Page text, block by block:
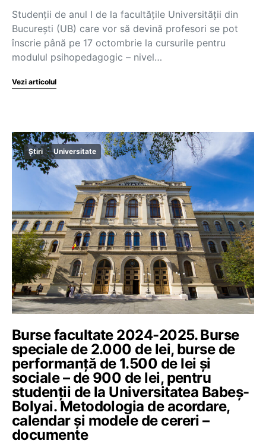
Studenții de anul I de la facultățile Universității din
București (UB) care vor să devină profesori se pot
înscrie până pe 17 octombrie la cursurile pentru
modulul psihopedagogic – nivel…
Vezi articolul
Știri Universitate
Burse facultate 2024-2025. Burse
speciale de 2.000 de lei, burse de
performanță de 1.500 de lei și
sociale – de 900 de lei, pentru
studenții de la Universitatea Babeș-
Bolyai. Metodologia de acordare,
calendar și modele de cereri –
documente